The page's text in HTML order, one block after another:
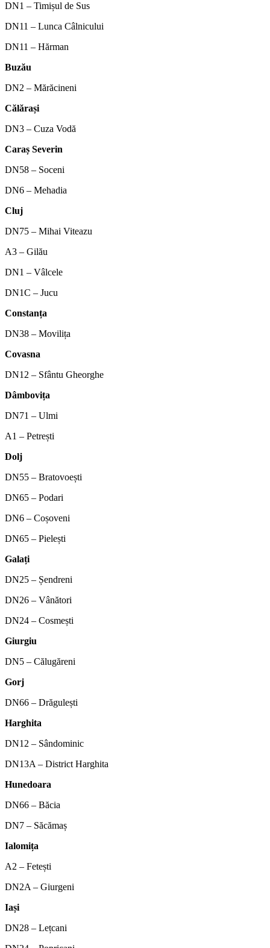
DN1 – Timișul de Sus
DN11 – Lunca Câlnicului
DN11 – Hărman
Buzău
DN2 – Mărăcineni
Călărași
DN3 – Cuza Vodă
Caraș Severin
DN58 – Soceni
DN6 – Mehadia
Cluj
DN75 – Mihai Viteazu
A3 – Gilău
DN1 – Vâlcele
DN1C – Jucu
Constanța
DN38 – Movilița
Covasna
DN12 – Sfântu Gheorghe
Dâmbovița
DN71 – Ulmi
A1 – Petrești
Dolj
DN55 – Bratovoești
DN65 – Podari
DN6 – Coșoveni
DN65 – Pielești
Galați
DN25 – Șendreni
DN26 – Vânători
DN24 – Cosmești
Giurgiu
DN5 – Călugăreni
Gorj
DN66 – Drăgulești
Harghita
DN12 – Sândominic
DN13A – District Harghita
Hunedoara
DN66 – Băcia
DN7 – Săcămaș
Ialomița
A2 – Fetești
DN2A – Giurgeni
Iași
DN28 – Lețcani